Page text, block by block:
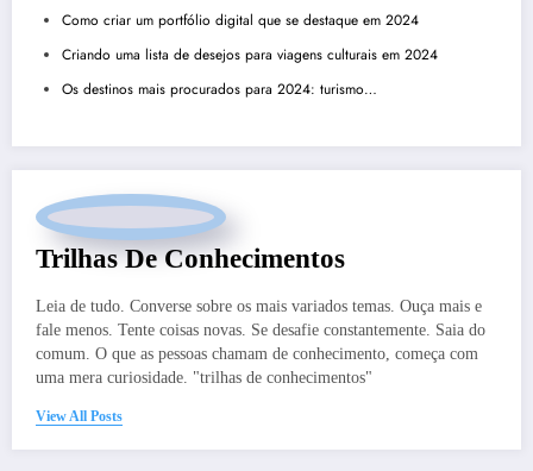
Como criar um portfólio digital que se destaque em 2024
Criando uma lista de desejos para viagens culturais em 2024
Os destinos mais procurados para 2024: turismo…
Trilhas De Conhecimentos
Leia de tudo. Converse sobre os mais variados temas. Ouça mais e
fale menos. Tente coisas novas. Se desafie constantemente. Saia do
comum. O que as pessoas chamam de conhecimento, começa com
uma mera curiosidade. "trilhas de conhecimentos"
View All Posts